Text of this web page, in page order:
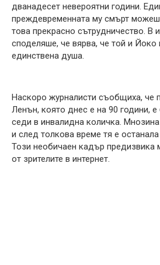
дванадесет невероятни години.
преждевременната му смърт
това прекрасно сътрудничество. В
споделяше, че вярва, че той и Йоко
единствена душа.
Наскоро журналисти съобщиха, че
Ленън, която днес е на 90 години,
седи в инвалидна количка.
и след толкова време тя е
Този необичаен кадър предизвика
от зрителите в интернет.